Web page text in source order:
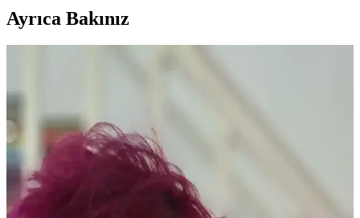
Ayrıca Bakınız
Yaşlanma ile makyajın kırışıklıklara dolması kuru ciltlerde daha
belirgindir. Doğru nemlendirme, uygun ürün seçimi ve minimal
uygulama teknikleriyle bu sorun azaltılabilir.
Kuru Ciltlerde Makyaj Problemleri ve Çözüm
Yöntemleri: hEDS ve Cilt Bariyeri